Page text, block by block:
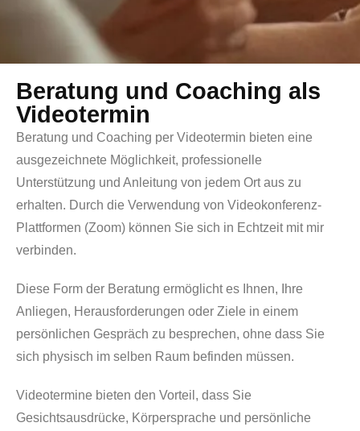
Beratung und Coaching als
Videotermin
Beratung und Coaching per Videotermin bieten eine
ausgezeichnete Möglichkeit, professionelle
Unterstützung und Anleitung von jedem Ort aus zu
erhalten. Durch die Verwendung von Videokonferenz-
Plattformen (Zoom) können Sie sich in Echtzeit mit mir
verbinden.
Diese Form der Beratung ermöglicht es Ihnen, Ihre
Anliegen, Herausforderungen oder Ziele in einem
persönlichen Gespräch zu besprechen, ohne dass Sie
sich physisch im selben Raum befinden müssen.
Videotermine bieten den Vorteil, dass Sie
Gesichtsausdrücke, Körpersprache und persönliche